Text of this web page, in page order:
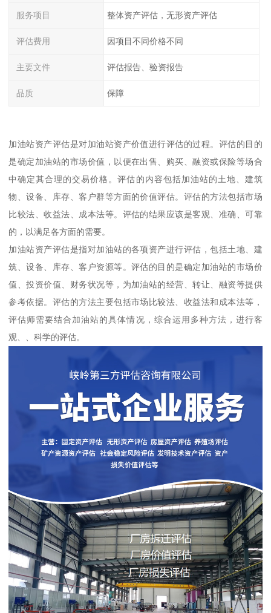
服务项目 整体资产评估，无形资产评估
评估费用 因项目不同价格不同
主要文件 评估报告、验资报告
品质 保障
加油站资产评估是对加油站资产价值进行评估的过程。评估的目的
是确定加油站的市场价值，以便在出售、购买、融资或保险等场合
中确定其合理的交易价格。评估的内容包括加油站的土地、建筑
物、设备、库存、客户群等方面的价值评估。评估的方法包括市场
比较法、收益法、成本法等。评估的结果应该是客观、准确、可靠
的，以满足各方面的需要。
加油站资产评估是指对加油站的各项资产进行评估，包括土地、建
筑、设备、库存、客户资源等。评估的目的是确定加油站的市场价
值、投资价值、财务状况等，为加油站的经营、转让、融资等提供
参考依据。评估的方法主要包括市场比较法、收益法和成本法等，
评估师需要结合加油站的具体情况，综合运用多种方法，进行客
观、、科学的评估。